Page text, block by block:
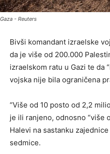
Gaza - Reuters
Bivši komandant izraelske
da je više od 200.000
izraelskom ratu u Gazi te da
vojska nije bila ograničena
“Više od 10 posto od 2,2
je ili ranjeno, odnosno “više
Halevi na sastanku
sedmice.